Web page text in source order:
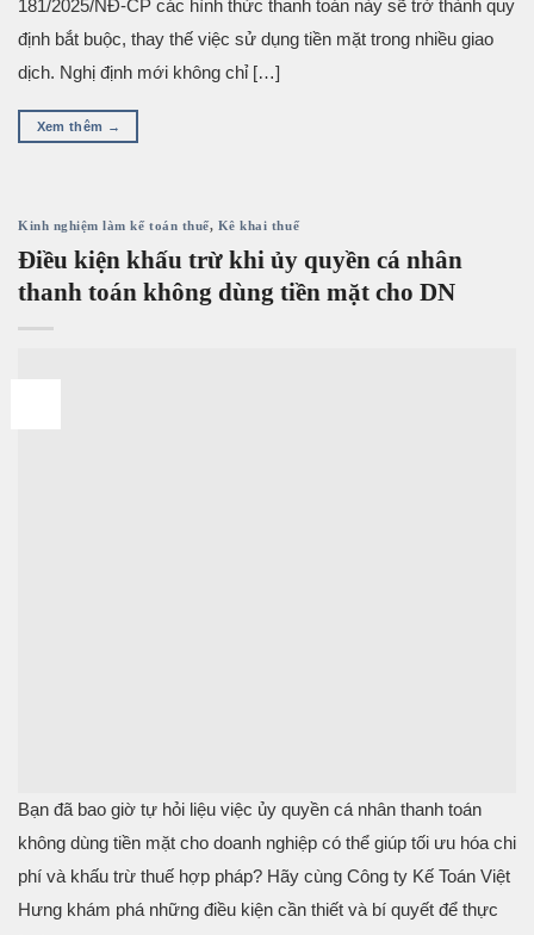
181/2025/NĐ-CP các hình thức thanh toán này sẽ trở thành quy
định bắt buộc, thay thế việc sử dụng tiền mặt trong nhiều giao
dịch. Nghị định mới không chỉ […]
Xem thêm →
Kinh nghiệm làm kế toán thuế, Kê khai thuế
Điều kiện khấu trừ khi ủy quyền cá nhân
thanh toán không dùng tiền mặt cho DN
Bạn đã bao giờ tự hỏi liệu việc ủy quyền cá nhân thanh toán
không dùng tiền mặt cho doanh nghiệp có thể giúp tối ưu hóa chi
phí và khấu trừ thuế hợp pháp? Hãy cùng Công ty Kế Toán Việt
Hưng khám phá những điều kiện cần thiết và bí quyết để thực